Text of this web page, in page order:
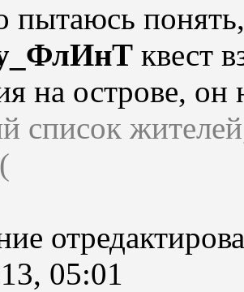
пытаюсь
квест
на острове,
список
05:01